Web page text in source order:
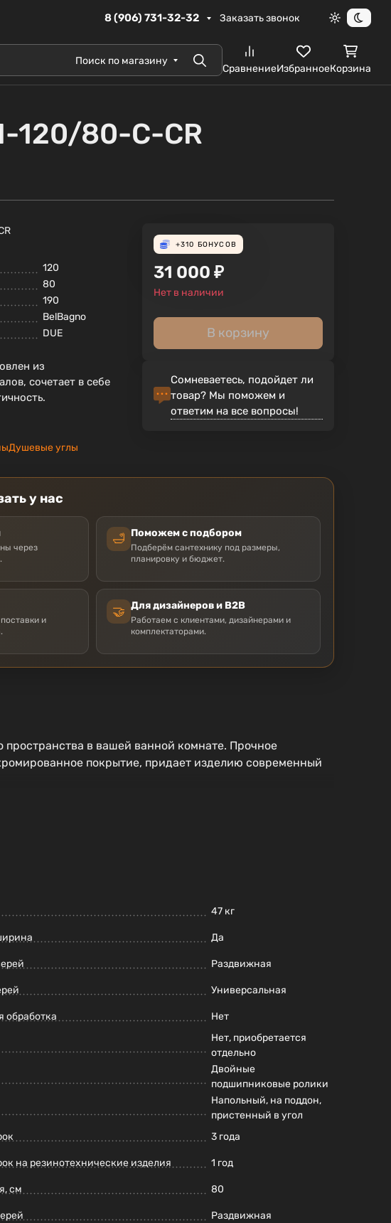
8 (906) 731-32-32 Заказать звонок
Светлая
Поиск по магазину ПоискСравнениеИзбранноеКорзина
120/80-C-CR
120
80
190
BelBagno
DUE
из
сочетает в себе
Душевые углы
+310 БОНУСОВ
31 000 ₽
Нет в наличии
В корзину
Сомневаетесь, подойдет ли
товар? Мы поможем и
ответим на все вопросы!
у нас
через
🛁 Поможем с подбором
Подберём сантехнику под размеры,
планировку и бюджет.
и
🤝 Для дизайнеров и B2B
Работаем с клиентами, дизайнерами и
комплектаторами.
в вашей ванной комнате. Прочное
покрытие, придает изделию современный
47 кг
Да
Раздвижная
Универсальная
обработка Нет
Нет, приобретается
отдельно
Двойные
подшипниковые ролики
Напольный, на поддон,
пристенный в угол
3 года
на резинотехнические изделия 1 год
см 80
Раздвижная